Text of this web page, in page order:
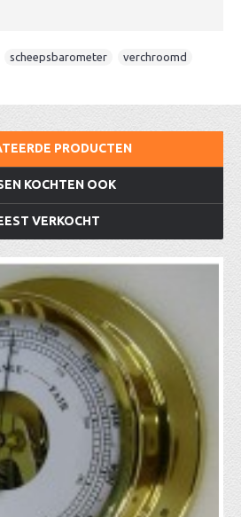
scheepsbarometer verchroomd
PRODUCTEN
KOCHTEN OOK
VERKOCHT